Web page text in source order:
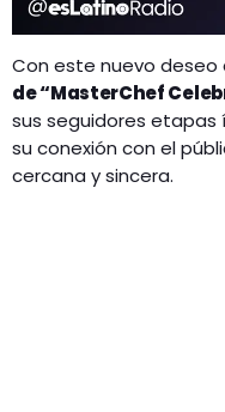
Con este nuevo
de “MasterChef
sus seguidores
su conexión con el
cercana y sincera.